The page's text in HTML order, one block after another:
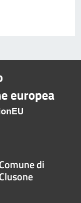
Comune di
Clusone